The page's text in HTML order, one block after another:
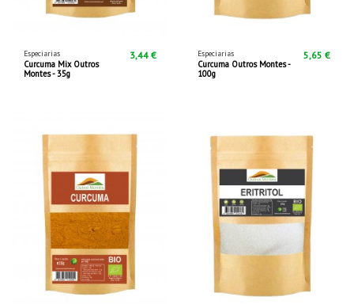
Especiarias
Curcuma Mix Outros
Montes - 35g
3,44 € Especiarias
Curcuma Outros Montes -
100g
5,65 €